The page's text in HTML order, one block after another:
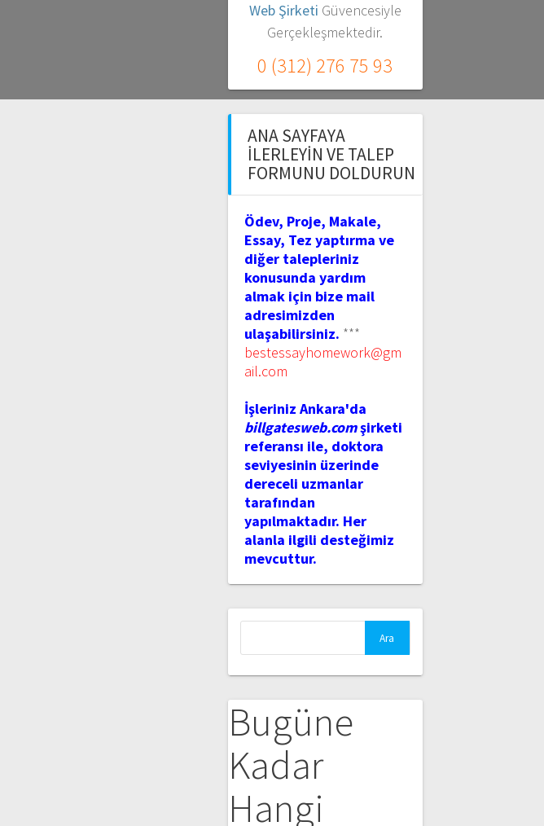
Web Şirketi Güvencesiyle
Gerçekleşmektedir.
0 (312) 276 75 93
ANA SAYFAYA
İLERLEYIN VE TALEP
FORMUNU DOLDURUN
Ödev, Proje, Makale,
Essay, Tez yaptırma ve
diğer talepleriniz
konusunda yardım
almak için bize mail
adresimizden
ulaşabilirsiniz. ***
bestessayhomework@gm
ail.com
İşleriniz Ankara'da
billgatesweb.comşirketi
referansı ile, doktora
seviyesinin üzerinde
dereceli uzmanlar
tarafından
yapılmaktadır. Her
alanla ilgili desteğimiz
mevcuttur.
Bugüne
Kadar
Hangi